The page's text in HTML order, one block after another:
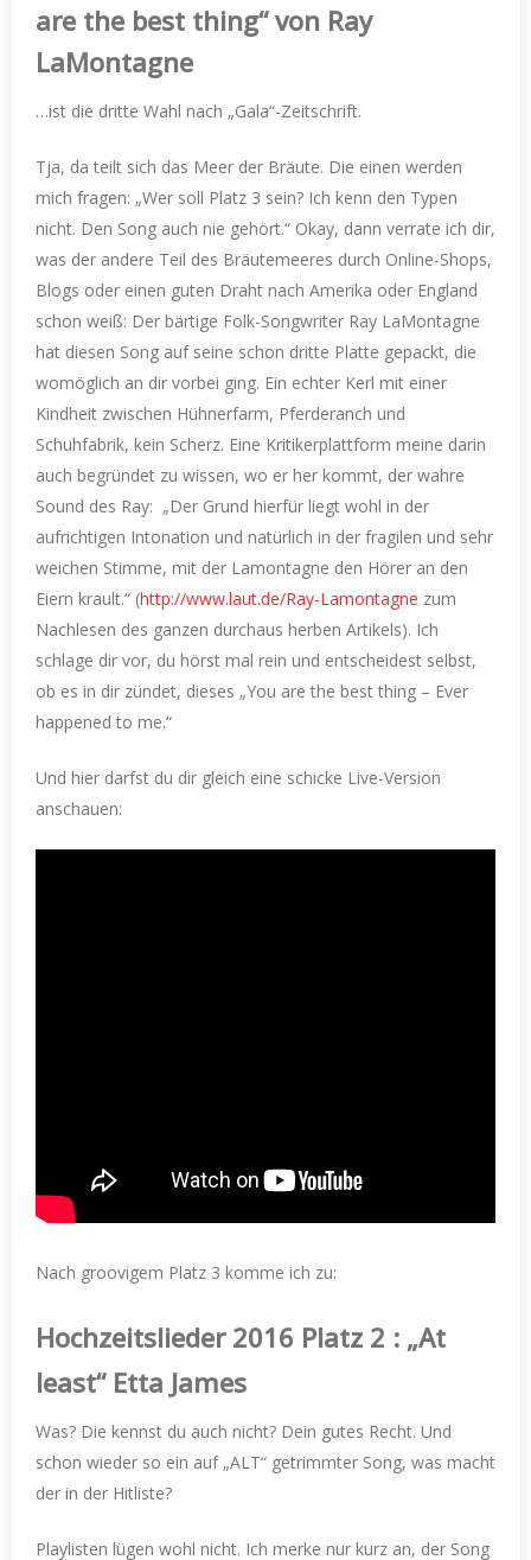
are the best thing“ von Ray
LaMontagne
…ist die dritte Wahl nach „Gala“-Zeitschrift.
Tja, da teilt sich das Meer der Bräute. Die einen werden
mich fragen: „Wer soll Platz 3 sein? Ich kenn den Typen
nicht. Den Song auch nie gehört.“ Okay, dann verrate ich dir,
was der andere Teil des Bräutemeeres durch Online-Shops,
Blogs oder einen guten Draht nach Amerika oder England
schon weiß: Der bärtige Folk-Songwriter Ray LaMontagne
hat diesen Song auf seine schon dritte Platte gepackt, die
womöglich an dir vorbei ging. Ein echter Kerl mit einer
Kindheit zwischen Hühnerfarm, Pferderanch und
Schuhfabrik, kein Scherz. Eine Kritikerplattform meine darin
auch begründet zu wissen, wo er her kommt, der wahre
Sound des Ray: „Der Grund hierfür liegt wohl in der
aufrichtigen Intonation und natürlich in der fragilen und sehr
weichen Stimme, mit der Lamontagne den Hörer an den
Eiern krault.“ (http://www.laut.de/Ray-Lamontagne zum
Nachlesen des ganzen durchaus herben Artikels). Ich
schlage dir vor, du hörst mal rein und entscheidest selbst,
ob es in dir zündet, dieses „You are the best thing – Ever
happened to me.“
Und hier darfst du dir gleich eine schicke Live-Version
anschauen:
Nach groovigem Platz 3 komme ich zu:
Hochzeitslieder 2016 Platz 2 : „At
least“ Etta James
Was? Die kennst du auch nicht? Dein gutes Recht. Und
schon wieder so ein auf „ALT“ getrimmter Song, was macht
der in der Hitliste?
Playlisten lügen wohl nicht. Ich merke nur kurz an, der Song